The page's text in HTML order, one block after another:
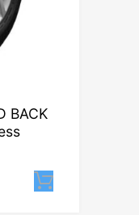
BACK